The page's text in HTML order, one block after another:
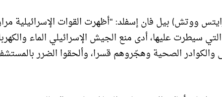
ووتش) بيل فان إسفلد: "أظهرت القوات الإسرائيلية
سيطرت عليها، أدى منع الجيش الإسرائيلي الماء
الصحية وهجّروهم قسرا، وألحقوا الضرر